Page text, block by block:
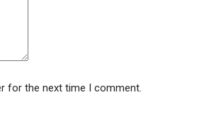
for the next time I comment.